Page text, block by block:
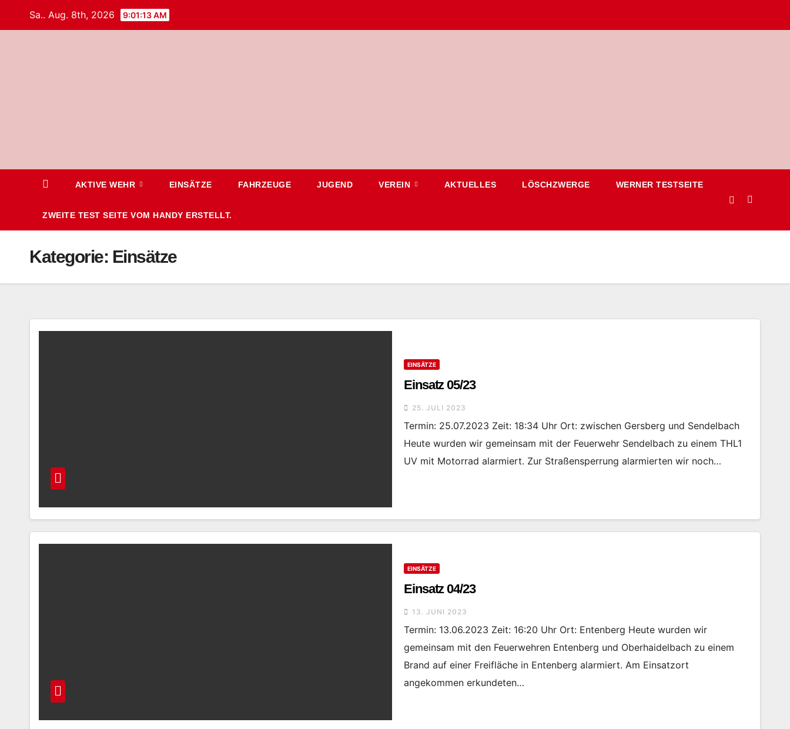
Sa.. Aug. 8th, 2026 9:01:14 AM
AKTIVE WEHR EINSÄTZE FAHRZEUGE JUGEND VEREIN AKTUELLES LÖSCHZWERGE WERNER TESTSEITE
ZWEITE TEST SEITE VOM HANDY ERSTELLT.
Kategorie: Einsätze
EINSÄTZE
Einsatz 05/23
25. JULI 2023
Termin: 25.07.2023 Zeit: 18:34 Uhr Ort: zwischen Gersberg und Sendelbach
Heute wurden wir gemeinsam mit der Feuerwehr Sendelbach zu einem THL1
UV mit Motorrad alarmiert. Zur Straßensperrung alarmierten wir noch…
EINSÄTZE
Einsatz 04/23
13. JUNI 2023
Termin: 13.06.2023 Zeit: 16:20 Uhr Ort: Entenberg Heute wurden wir
gemeinsam mit den Feuerwehren Entenberg und Oberhaidelbach zu einem
Brand auf einer Freifläche in Entenberg alarmiert. Am Einsatzort
angekommen erkundeten…